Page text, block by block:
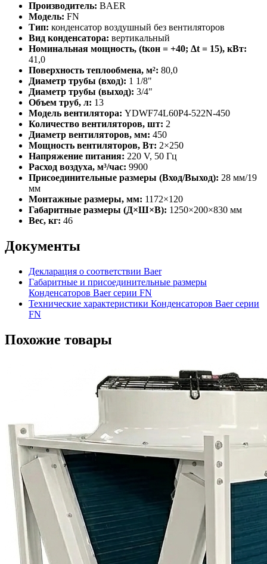
Производитель: BAER
Модель: FN
Тип: конденсатор воздушный без вентиляторов
Вид конденсатора: вертикальный
Номинальная мощность, (tкон = +40; Δt = 15), кВт:
41,0
Поверхность теплообмена, м²: 80,0
Диаметр трубы (вход): 1 1/8"
Диаметр трубы (выход): 3/4"
Объем труб, л: 13
Модель вентилятора: YDWF74L60P4-522N-450
Количество вентиляторов, шт: 2
Диаметр вентиляторов, мм: 450
Мощность вентиляторов, Вт: 2×250
Напряжение питания: 220 V, 50 Гц
Расход воздуха, м³/час: 9900
Присоединительные размеры (Вход/Выход): 28 мм/19
мм
Монтажные размеры, мм: 1172×120
Габаритные размеры (Д×Ш×В): 1250×200×830 мм
Вес, кг: 46
Документы
Декларация о соответствии Baer
Габаритные и присоединительные размеры
Конденсаторов Baer серии FN
Технические характеристики Конденсаторов Baer серии
FN
Похожие товары